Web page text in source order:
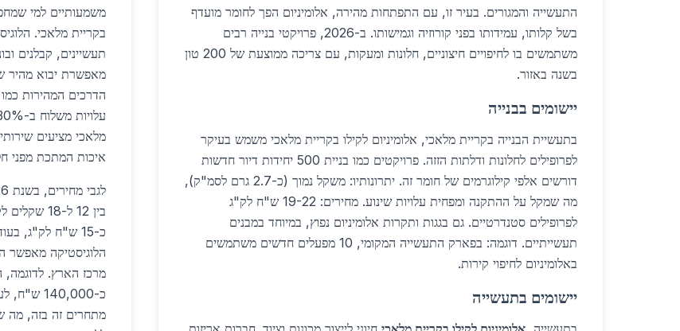
התעשייה והמגורים. בעיר זו, עם התפתחות מהירה, אלומיניום הפך לחומר מועדף
בשל קלותו, עמידותו בפני קורוזיה וגמישותו. ב-2026, פרויקטי בנייה רבים
משתמשים בו לחיפויים חיצוניים, חלונות ומעקות, עם צריכה ממוצעת של 200 טון
בשנה באזור.
יישומים בבנייה
בתעשיית הבנייה בקריית מלאכי, אלומיניום לקילו בקריית מלאכי משמש בעיקר
לפרופילים לחלונות ודלתות הזזה. פרויקטים כמו בניית 500 יחידות דיור חדשות
דורשים אלפי קילוגרמים של חומר זה. יתרונותיו: משקל נמוך (כ-2.7 גרם לסמ"ק),
מה שמקל על ההתקנה ומפחית עלויות שינוע. מחירים: 19-22 ש"ח לק"ג
לפרופילים סטנדרטיים. גם בגגות ותקרות אלומיניום נפוץ, במיוחד במבנים
תעשייתיים. דוגמה: בפארק התעשייה המקומי, 10 מפעלים חדשים משתמשים
באלומיניום לחיפוי קירות.
יישומים בתעשייה
משמעותיים למי
בקריית מלאכי.
תעשיינים, קבלנים
מאפשרת יבוא מהיר
מלאכי מציעים
איכות המתכת מפני
לגבי מחירים, בשנת 2026 מחירי
בין 12 ל-